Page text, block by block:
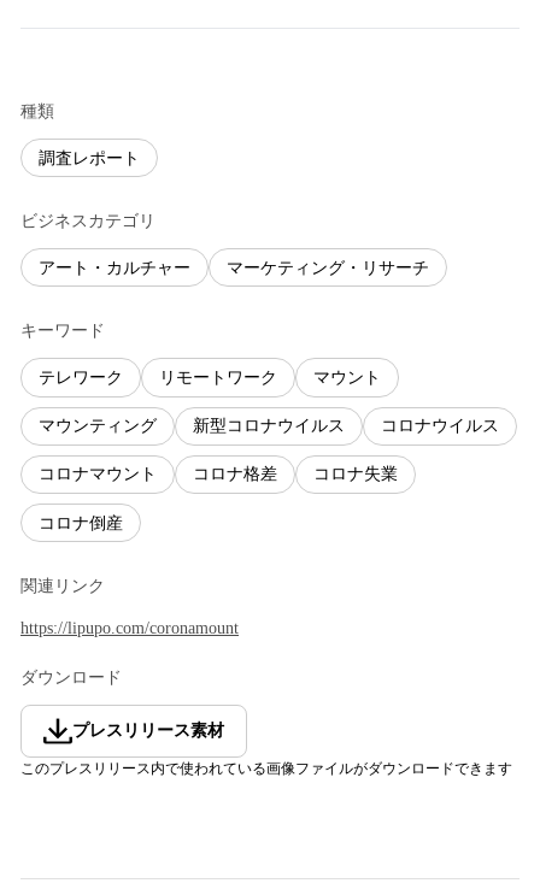
種類
調査レポート
ビジネスカテゴリ
アート・カルチャー マーケティング・リサーチ
キーワード
テレワーク リモートワーク マウント
マウンティング 新型コロナウイルス コロナウイルス
コロナマウント コロナ格差 コロナ失業
コロナ倒産
関連リンク
https://lipupo.com/coronamount
ダウンロード
プレスリリース素材
このプレスリリース内で使われている画像ファイルがダウンロードできます